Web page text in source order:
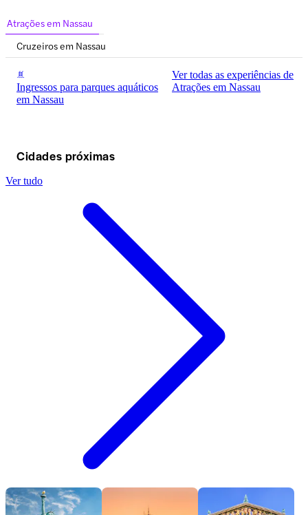
Atrações em Nassau
Cruzeiros em Nassau
Ingressos para parques aquáticos
em Nassau
Ver todas as experiências de
Atrações em Nassau
Cidades próximas
Ver tudo